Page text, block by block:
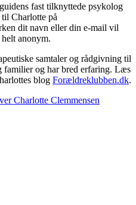
fast tilknyttede psykolog
Charlotte på
dit navn eller din e-mail vil
anonym.
samtaler og rådgivning til
familier og har bred erfaring. Læs
blog Forældreklubben.dk.
Charlotte Clemmensen